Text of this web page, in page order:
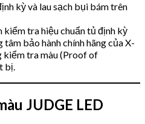
kỳ và lau sạch bụi bám trên
kiểm tra hiệu chuẩn tủ định kỳ
bảo hành chính hãng của X-
kiểm tra màu (Proof of
bị.
JUDGE LED